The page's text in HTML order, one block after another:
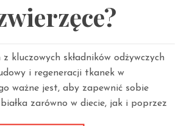
kluczowych składników odżywczych
i regeneracji tkanek w
ważne jest, aby zapewnić sobie
zarówno w diecie, jak i poprzez